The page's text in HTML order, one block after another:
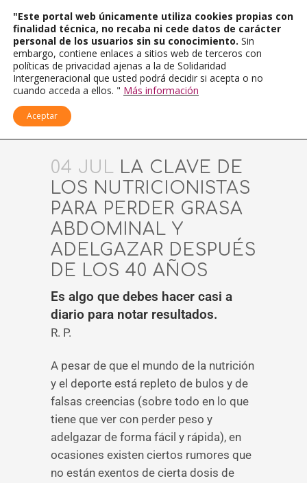
04 JUL LA CLAVE DE
LOS NUTRICIONISTAS
PARA PERDER GRASA
ABDOMINAL Y
ADELGAZAR DESPUÉS
DE LOS 40 AÑOS
Es algo que debes hacer casi a
diario para notar resultados.
R. P.
A pesar de que el mundo de la nutrición
y el deporte está repleto de bulos y de
falsas creencias (sobre todo en lo que
tiene que ver con perder peso y
adelgazar de forma fácil y rápida), en
ocasiones existen ciertos rumores que
no están exentos de cierta dosis de
"Este portal web únicamente utiliza cookies propias con
finalidad técnica, no recaba ni cede datos de carácter
personal de los usuarios sin su conocimiento. Sin
embargo, contiene enlaces a sitios web de terceros con
políticas de privacidad ajenas a la de Solidaridad
Intergeneracional que usted podrá decidir si acepta o no
cuando acceda a ellos. " Más información
Aceptar